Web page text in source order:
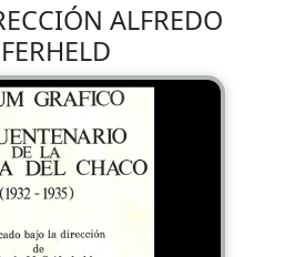
ALFREDO